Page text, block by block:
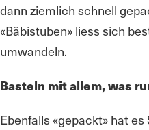
dann ziemlich schnell
«Bäbistuben» liess sich
umwandeln.
Basteln mit allem, was
Ebenfalls «gepackt» hat